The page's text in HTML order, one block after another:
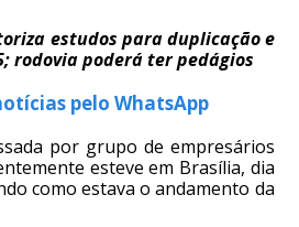
estudos para duplicação e
rodovia poderá ter pedágios
pelo WhatsApp
por grupo de empresários
esteve em Brasília, dia
como estava o andamento da